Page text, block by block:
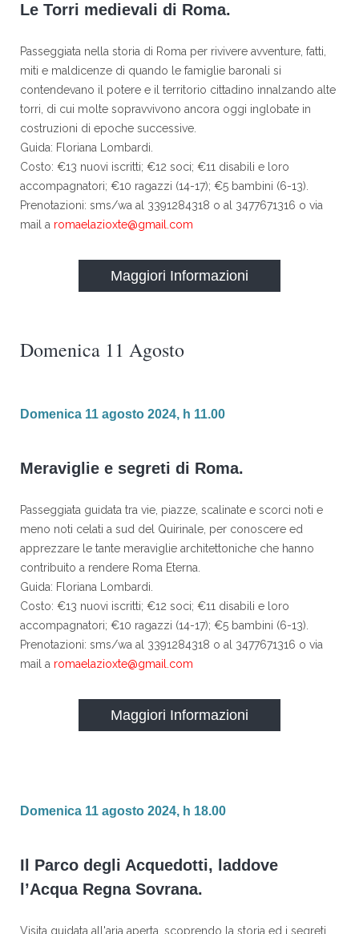
Le Torri medievali di Roma.
Passeggiata nella storia di Roma per rivivere avventure, fatti,
miti e maldicenze di quando le famiglie baronali si
contendevano il potere e il territorio cittadino innalzando alte
torri, di cui molte sopravvivono ancora oggi inglobate in
costruzioni di epoche successive.
Guida: Floriana Lombardi.
Costo: €13 nuovi iscritti; €12 soci; €11 disabili e loro
accompagnatori; €10 ragazzi (14-17); €5 bambini (6-13).
Prenotazioni: sms/wa al 3391284318 o al 3477671316 o via
mail a romaelazioxte@gmail.com
Maggiori Informazioni
Domenica 11 Agosto
Domenica 11 agosto 2024, h 11.00
Meraviglie e segreti di Roma.
Passeggiata guidata tra vie, piazze, scalinate e scorci noti e
meno noti celati a sud del Quirinale, per conoscere ed
apprezzare le tante meraviglie architettoniche che hanno
contribuito a rendere Roma Eterna.
Guida: Floriana Lombardi.
Costo: €13 nuovi iscritti; €12 soci; €11 disabili e loro
accompagnatori; €10 ragazzi (14-17); €5 bambini (6-13).
Prenotazioni: sms/wa al 3391284318 o al 3477671316 o via
mail a romaelazioxte@gmail.com
Maggiori Informazioni
Domenica 11 agosto 2024, h 18.00
Il Parco degli Acquedotti, laddove
l’Acqua Regna Sovrana.
Visita guidata all'aria aperta, scoprendo la storia ed i segreti